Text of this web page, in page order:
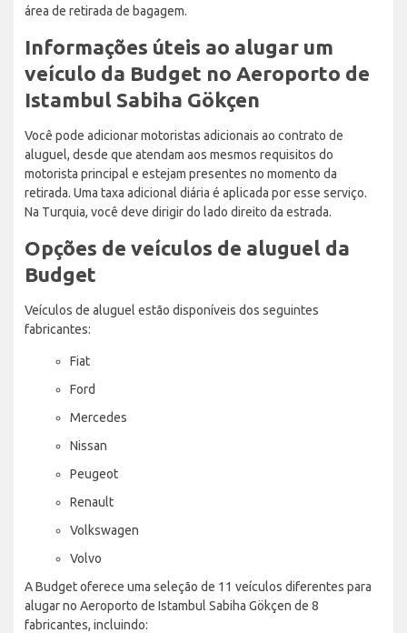
área de retirada de bagagem.
Informações úteis ao alugar um
veículo da Budget no Aeroporto de
Istambul Sabiha Gökçen
Você pode adicionar motoristas adicionais ao contrato de
aluguel, desde que atendam aos mesmos requisitos do
motorista principal e estejam presentes no momento da
retirada. Uma taxa adicional diária é aplicada por esse serviço.
Na Turquia, você deve dirigir do lado direito da estrada.
Opções de veículos de aluguel da
Budget
Veículos de aluguel estão disponíveis dos seguintes
fabricantes:
Fiat
Ford
Mercedes
Nissan
Peugeot
Renault
Volkswagen
Volvo
A Budget oferece uma seleção de 11 veículos diferentes para
alugar no Aeroporto de Istambul Sabiha Gökçen de 8
fabricantes, incluindo: